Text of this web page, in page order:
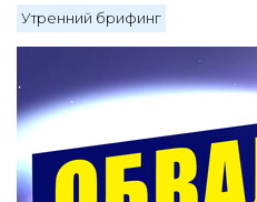
Утренний брифинг